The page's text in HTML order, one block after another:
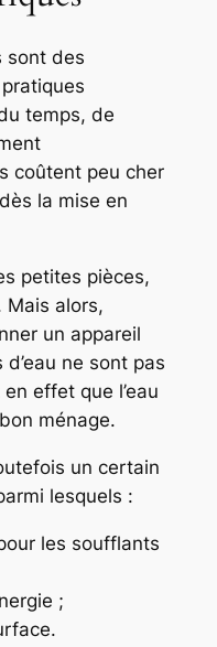
sont des
temps, de
coûtent peu cher
la mise en
petites pièces,
Mais alors,
un appareil
ne sont pas
effet que l’eau
ménage.
un certain
lesquels :
les soufflants
;